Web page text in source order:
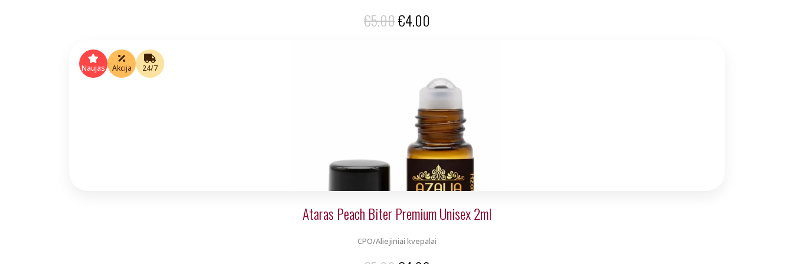
€5.00Original
€5.00.
€4.00
€4.00.
Naujas Akcija 24/7
Ataras Peach Biter Premium Unisex 2ml
CPO/Aliejiniai kvepalai